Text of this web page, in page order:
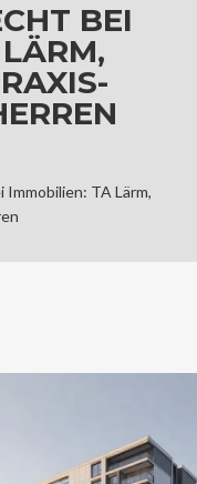
BEI
TA Lärm,